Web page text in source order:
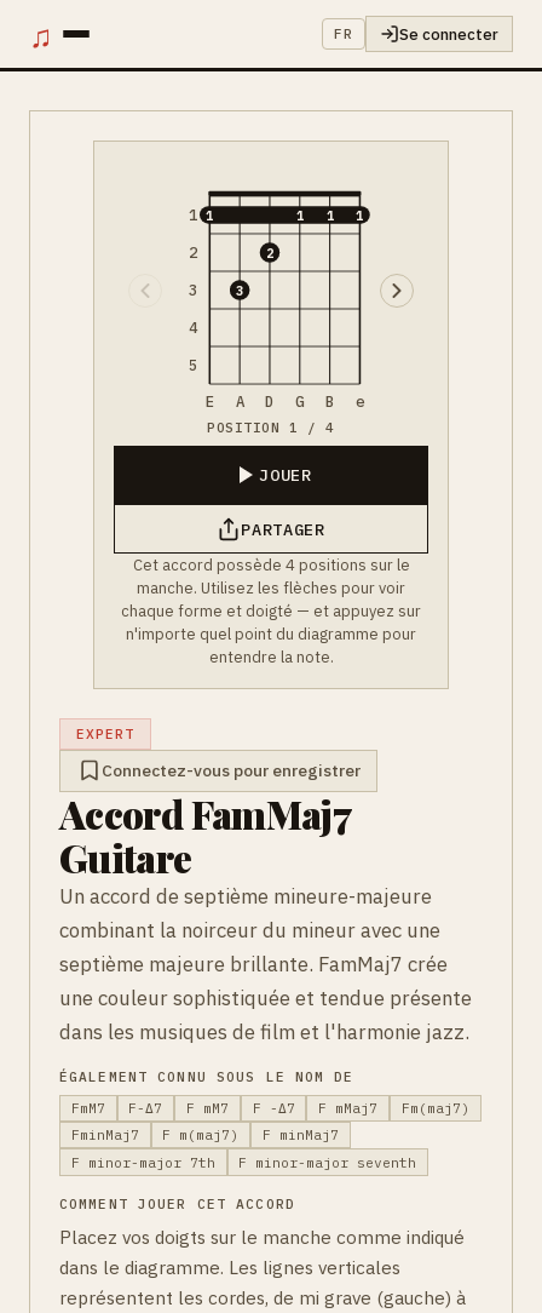
♫ FR Se connecter
1
2
3
4
5
1
3
2
1 1 1
E A D G B e
POSITION 1 / 4
JOUER
PARTAGER
Cet accord possède 4 positions sur le
manche. Utilisez les flèches pour voir
chaque forme et doigté — et appuyez sur
n'importe quel point du diagramme pour
entendre la note.
EXPERT
Connectez-vous pour enregistrer
Accord FamMaj7
Guitare
Un accord de septième mineure-majeure
combinant la noirceur du mineur avec une
septième majeure brillante. FamMaj7 crée
une couleur sophistiquée et tendue présente
dans les musiques de film et l'harmonie jazz.
ÉGALEMENT CONNU SOUS LE NOM DE
FmM7
F-Δ7 F mM7 F -Δ7 F mMaj7
Fm(maj7)
FminMaj7
F m(maj7)
F minMaj7
F minor-major 7th
F minor-major seventh
COMMENT JOUER CET ACCORD
Placez vos doigts sur le manche comme indiqué
dans le diagramme. Les lignes verticales
représentent les cordes, de mi grave (gauche) à